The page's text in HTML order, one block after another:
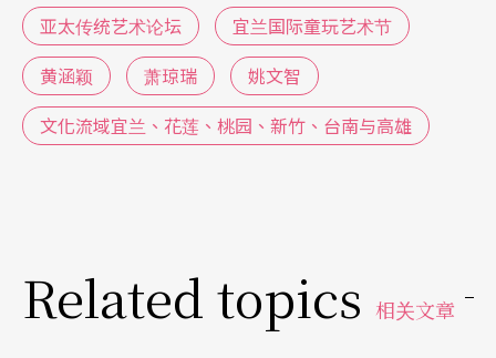
国间的距离吗？当我们抬起头、环顾台湾四周，也
许我们会突然惊觉，原来台北和其他县市的距离，
也是如此遥远。我们一旦设身处地为以下几个县市
文化执行单位考量，更不难发现各个地方县市除了
境；而各县市文化发展的走向，也和主事者的背
景、主观愿望和县市长的支持与否，息息相关。
亚太传统艺术论坛
宜兰国际童玩艺术节
黄涵颖
萧琼瑞
姚文智
文化流域宜兰、花莲、桃园、新竹、台南与高雄
Related topics 相关文章